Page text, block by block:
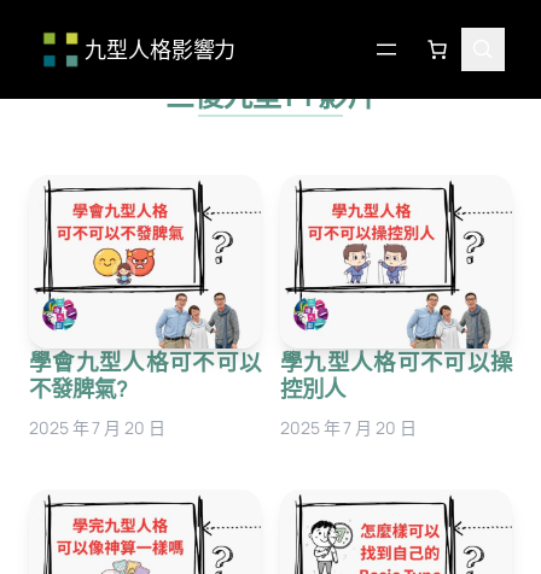
主
九型人格影響力
三傻九型YT影片
學會九型人格可不可以
不發脾氣?
2025 年 7 月 20 日
學九型人格可不可以操
控別人
2025 年 7 月 20 日